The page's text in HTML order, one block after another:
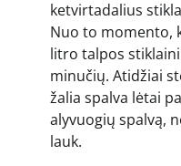
ketvirtadalius
Nuo to momento,
litro talpos
minučių. Atidžiai
žalia spalva lėtai
alyvuogių spalvą,
lauk.